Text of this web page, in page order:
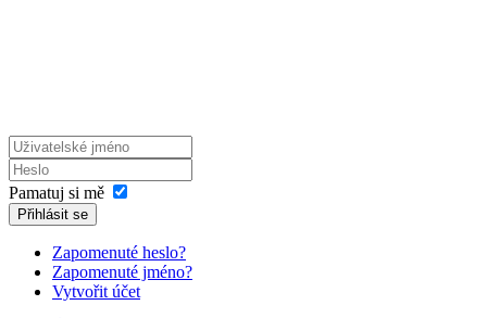
Pamatuj si mě
Přihlásit se
Zapomenuté heslo?
Zapomenuté jméno?
Vytvořit účet